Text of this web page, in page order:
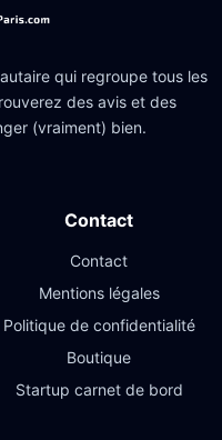
qui regroupe tous les
des avis et des
(vraiment) bien.
Contact
Contact
Mentions légales
Politique de confidentialité
Boutique
Startup carnet de bord